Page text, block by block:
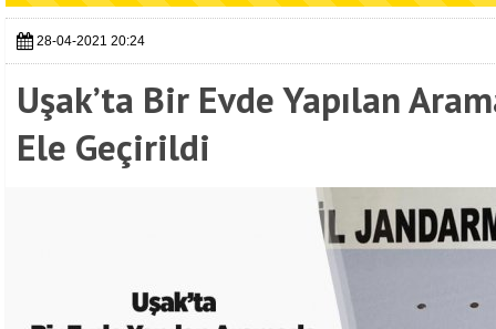
28-04-2021 20:24
Uşak’ta Bir Evde Yapılan
Ele Geçirildi